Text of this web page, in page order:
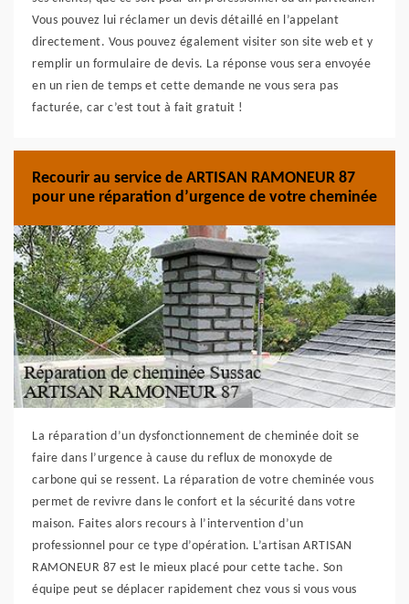
Vous pouvez lui réclamer un devis détaillé en l’appelant
directement. Vous pouvez également visiter son site web et y
remplir un formulaire de devis. La réponse vous sera envoyée
en un rien de temps et cette demande ne vous sera pas
facturée, car c’est tout à fait gratuit !
Recourir au service de ARTISAN RAMONEUR 87
pour une réparation d’urgence de votre cheminée
La réparation d’un dysfonctionnement de cheminée doit se
faire dans l’urgence à cause du reflux de monoxyde de
carbone qui se ressent. La réparation de votre cheminée vous
permet de revivre dans le confort et la sécurité dans votre
maison. Faites alors recours à l’intervention d’un
professionnel pour ce type d’opération. L’artisan ARTISAN
RAMONEUR 87 est le mieux placé pour cette tache. Son
équipe peut se déplacer rapidement chez vous si vous vous